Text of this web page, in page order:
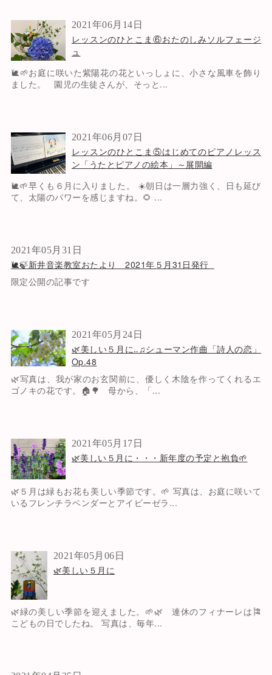
2021年06月14日
レッスンのひとこま⑥おたのしみソルフェージ
ュ
🐌🌱お庭に咲いた紫陽花の花といっしょに、小さな風車を飾り
ました。 園児の生徒さんが、そっと...
2021年06月07日
レッスンのひとこま⑤はじめてのピアノレッス
ン「うたとピアノの絵本」～展開編
🐌🌱早くも６月に入りました。 ☀️朝日は一層力強く、日も延び
て、太陽のパワーを感じますね。🌻 ...
2021年05月31日
🐌🍃新井音楽教室おたより 2021年５月31日発行
限定公開の記事です
2021年05月24日
🌿美しい５月に‥♫シューマン作曲「詩人の恋」
Op.48
🌿写真は、我が家のお玄関前に、優しく木陰を作ってくれるエ
ゴノキの花です。🏠🌳 母から、「...
2021年05月17日
🌿美しい５月に・・・新年度の予定と抱負🌱
🌿５月は緑もお花も美しい季節です。🌱 写真は、お庭に咲いて
いるフレンチラベンダーとアイビーゼラ...
2021年05月06日
🌿美しい５月に
🌿緑の美しい季節を迎えました。🌱🌿 連休のフィナーレは🎏
こどもの日でしたね。 写真は、毎年...